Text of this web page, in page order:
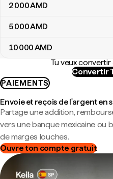
2 000AMD
5 000AMD
10 000AMD
Tu veux convertir
Convertir
PAIEMENTS
Envoie et reçois de l'argent en
Partage une addition,
vers une banque mexicaine ou
de marges louches.
Ouvre ton compte gratuit